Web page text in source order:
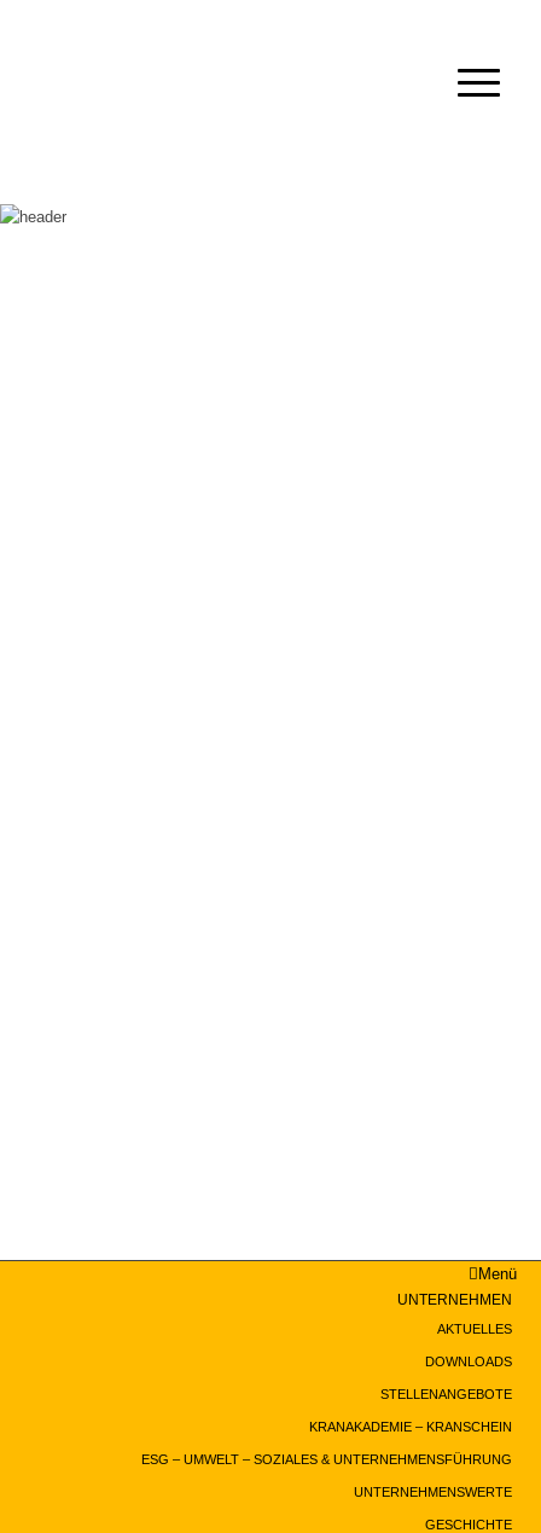
Menü
UNTERNEHMEN
AKTUELLES
DOWNLOADS
STELLENANGEBOTE
KRANAKADEMIE – KRANSCHEIN
ESG – UMWELT – SOZIALES & UNTERNEHMENSFÜHRUNG
UNTERNEHMENSWERTE
GESCHICHTE